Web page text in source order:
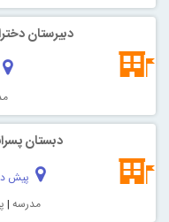
دبیرستان
دبستان
پیش
مدرسه |